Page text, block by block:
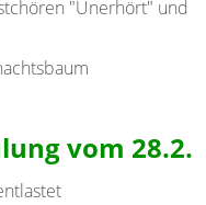
"Unerhört" und
vom 28.2.